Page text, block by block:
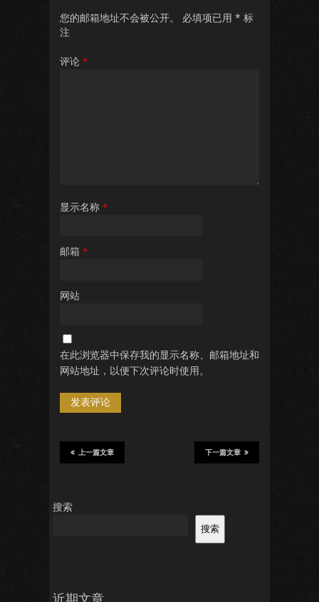
您的邮箱地址不会被公开。 必填项已用 * 标
注
评论 *
显示名称 *
邮箱 *
网站
在此浏览器中保存我的显示名称、邮箱地址和
网站地址，以便下次评论时使用。
下一篇文章
上一篇文章
搜索
搜索